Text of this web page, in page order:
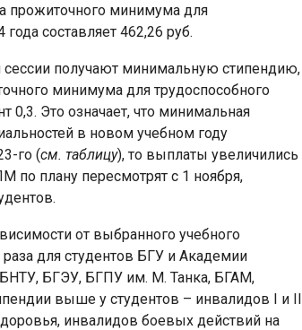
прожиточного минимума для
составляет 462,26 руб.
получают минимальную стипендию,
минимума для трудоспособного
Это означает, что минимальная
в новом учебном году
го (см. таблицу), то выплаты увеличились
по плану пересмотрят с 1 ноября,
от выбранного учебного
для студентов БГУ и Академии
БНТУ, БГЭУ, БГПУ им. М. Танка, БГАМ,
выше у студентов – инвалидов I и II
инвалидов боевых действий на